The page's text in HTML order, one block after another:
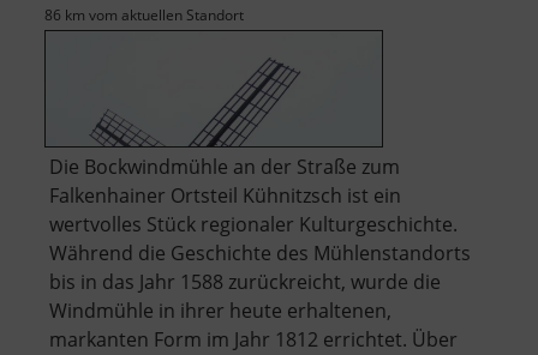
86 km vom aktuellen Standort
Die Bockwindmühle an der Straße zum
Falkenhainer Ortsteil Kühnitzsch ist ein
wertvolles Stück regionaler Kulturgeschichte.
Während die Geschichte des Mühlenstandorts
bis in das Jahr 1588 zurückreicht, wurde die
Windmühle in ihrer heute erhaltenen,
markanten Form im Jahr 1812 errichtet. Über